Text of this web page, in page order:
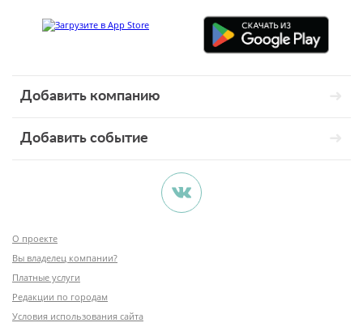
Добавить компанию
Добавить событие
О проекте
Вы владелец компании?
Платные услуги
Редакции по городам
Условия использования сайта